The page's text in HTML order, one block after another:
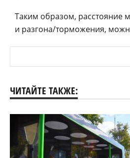
Таким образом, расстояние
и разгона/торможения,
ЧИТАЙТЕ ТАКЖЕ: